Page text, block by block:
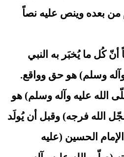
بعده وينص عليه نصاً
أنّ كُل ما يُخبَر به النبي
وسلم) هو حق وواقع.
الله عليه وآله وسلم) هو
الله فرجه) وقبل أن يُولَد
الحسين (عليه